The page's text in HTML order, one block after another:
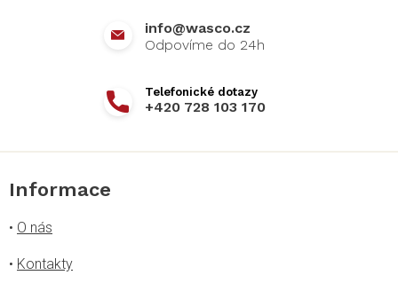
info@wasco.cz
+420 728 103 170
Informace
• O nás
• Kontakty